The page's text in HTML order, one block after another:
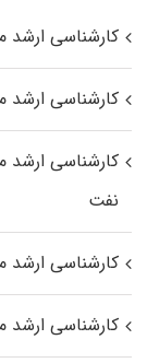
کارشناسی ارشد
کارشناسی ارشد
کارشناسی ارشد
نفت
کارشناسی ارشد
کارشناسی